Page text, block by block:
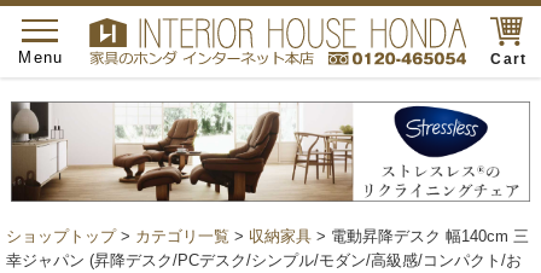
Cart
toggle
navigation
Menu
ショップトップ> カテゴリ一覧 > 収納家具 > 電動昇降デスク 幅140cm 三
幸ジャパン (昇降デスク/PCデスク/シンプル/モダン/高級感/コンパクト/お